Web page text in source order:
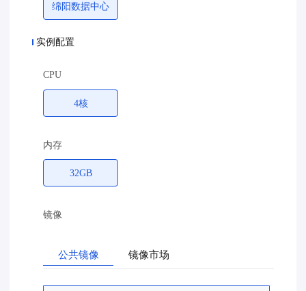
绵阳数据中心
实例配置
CPU
4核
内存
32GB
镜像
公共镜像 镜像市场